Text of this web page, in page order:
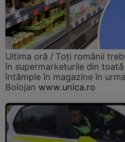
Ultima oră / Toți românii
în supermarketurile din
întâmple în magazine în
Bolojan www.unica.ro